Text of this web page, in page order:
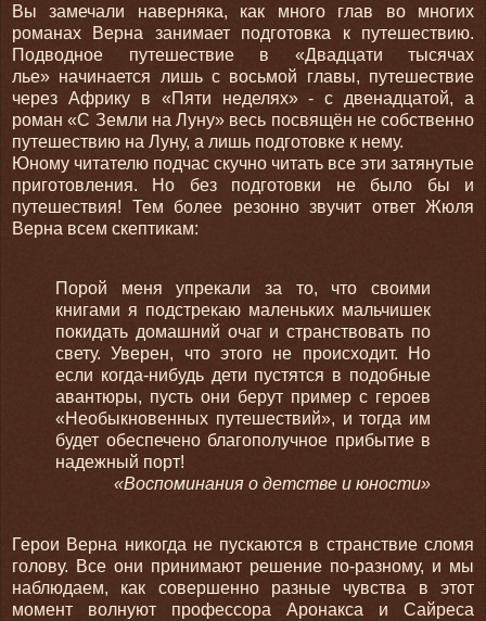
Вы замечали наверняка, как много глав во многих
романах Верна занимает подготовка к путешествию.
Подводное путешествие в «Двадцати тысячах
лье» начинается лишь с восьмой главы, путешествие
через Африку в «Пяти неделях» - с двенадцатой, а
роман «С Земли на Луну» весь посвящён не собственно
путешествию на Луну, а лишь подготовке к нему.
Юному читателю подчас скучно читать все эти затянутые
приготовления. Но без подготовки не было бы и
путешествия! Тем более резонно звучит ответ Жюля
Верна всем скептикам:
Порой меня упрекали за то, что своими
книгами я подстрекаю маленьких мальчишек
покидать домашний очаг и странствовать по
свету. Уверен, что этого не происходит. Но
если когда-нибудь дети пустятся в подобные
авантюры, пусть они берут пример с героев
«Необыкновенных путешествий», и тогда им
будет обеспечено благополучное прибытие в
надежный порт!
«Воспоминания о детстве и юности»
Герои Верна никогда не пускаются в странствие сломя
голову. Все они принимают решение по-разному, и мы
наблюдаем, как совершенно разные чувства в этот
момент волнуют профессора Аронакса и Сайреса